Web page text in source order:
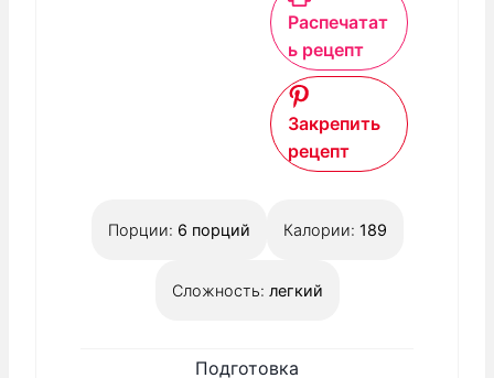
Распечатат
ь рецепт
Закрепить
рецепт
Порции: 6 порций Калории: 189
Сложность: легкий
Подготовка